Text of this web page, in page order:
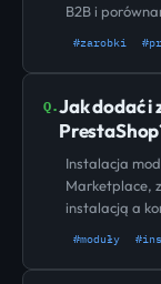
B2B i
#zarobki
Q.Jak dodać i
Instalacja
Marketplace,
instalacją a
#moduły